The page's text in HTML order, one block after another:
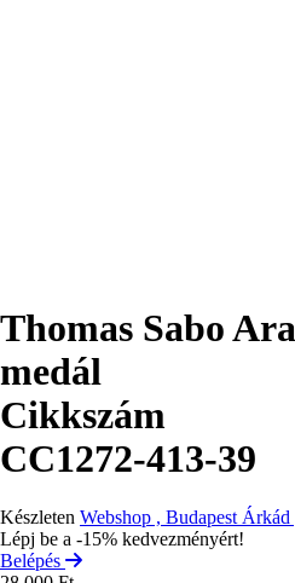
Thomas Sabo
medál
Cikkszám
CC1272-413-39
Készleten Webshop , Budapest
Lépj be a -15% kedvezményért!
Belépés